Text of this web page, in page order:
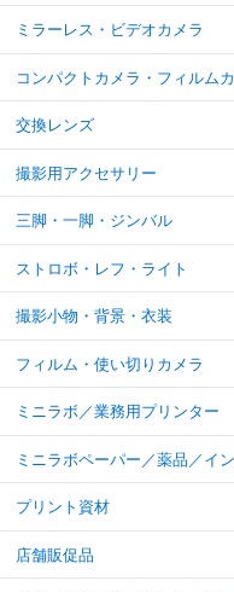
ミラーレス・ビデオカメラ
コンパクトカメラ・フィルム
交換レンズ
撮影用アクセサリー
三脚・一脚・ジンバル
ストロボ・レフ・ライト
撮影小物・背景・衣装
フィルム・使い切りカメラ
ミニラボ／業務用プリンター
ミニラボペーパー／薬品／イ
プリント資材
店舗販促品